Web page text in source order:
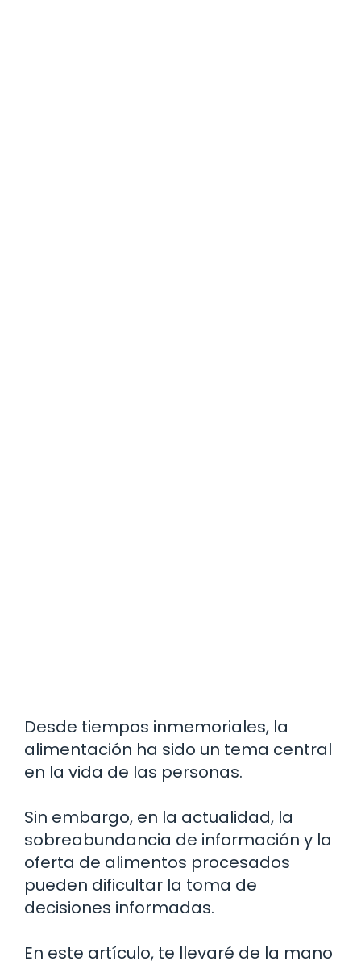
Desde tiempos inmemoriales, la
alimentación ha sido un tema central
en la vida de las personas.
Sin embargo, en la actualidad, la
sobreabundancia de información y la
oferta de alimentos procesados
pueden dificultar la toma de
decisiones informadas.
En este artículo, te llevaré de la mano